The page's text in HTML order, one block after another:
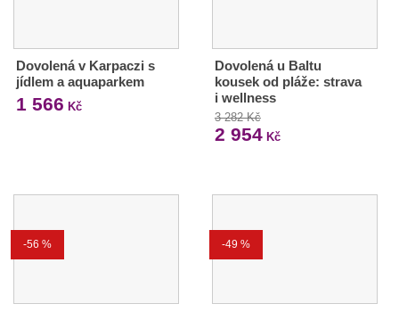
Dovolená v Karpaczi s
jídlem a aquaparkem
1 566 Kč
Dovolená u Baltu
kousek od pláže: strava
i wellness
3 282 Kč
2 954Kč
-56 % -49 %